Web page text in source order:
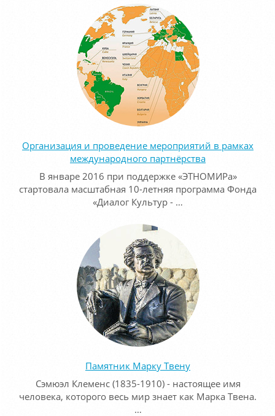
Организация и проведение мероприятий в рамках
международного партнёрства
В январе 2016 при поддержке «ЭТНОМИРа»
стартовала масштабная 10-летняя программа Фонда
«Диалог Культур - …
Памятник Марку Твену
Сэмюэл Клеменс (1835-1910) - настоящее имя
человека, которого весь мир знает как Марка Твена.
…